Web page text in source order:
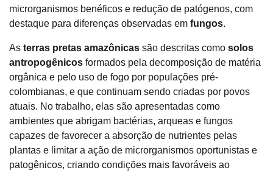
microrganismos benéficos e redução de patógenos, com
destaque para diferenças observadas em fungos.
As terras pretas amazônicas são descritas como solos
antropogênicos formados pela decomposição de matéria
orgânica e pelo uso de fogo por populações pré-
colombianas, e que continuam sendo criadas por povos
atuais. No trabalho, elas são apresentadas como
ambientes que abrigam bactérias, arqueas e fungos
capazes de favorecer a absorção de nutrientes pelas
plantas e limitar a ação de microrganismos oportunistas e
patogênicos, criando condições mais favoráveis ao